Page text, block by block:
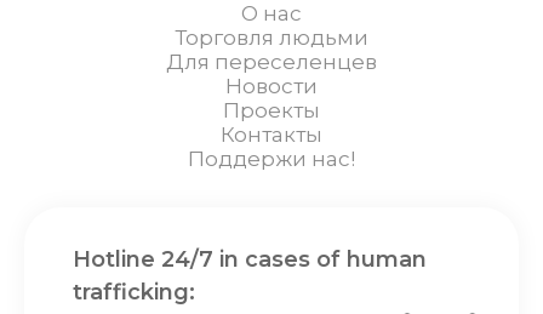
О нас
Торговля людьми
Для переселенцев
Новости
Проекты
Контакты
Поддержи нас!
Hotline 24/7 in cases of human
trafficking: